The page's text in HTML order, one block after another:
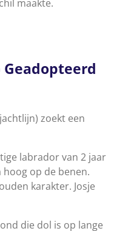
maakte.
Geadopteerd
zoekt een
labrador van 2 jaar
op de benen.
karakter. Josje
die dol is op lange